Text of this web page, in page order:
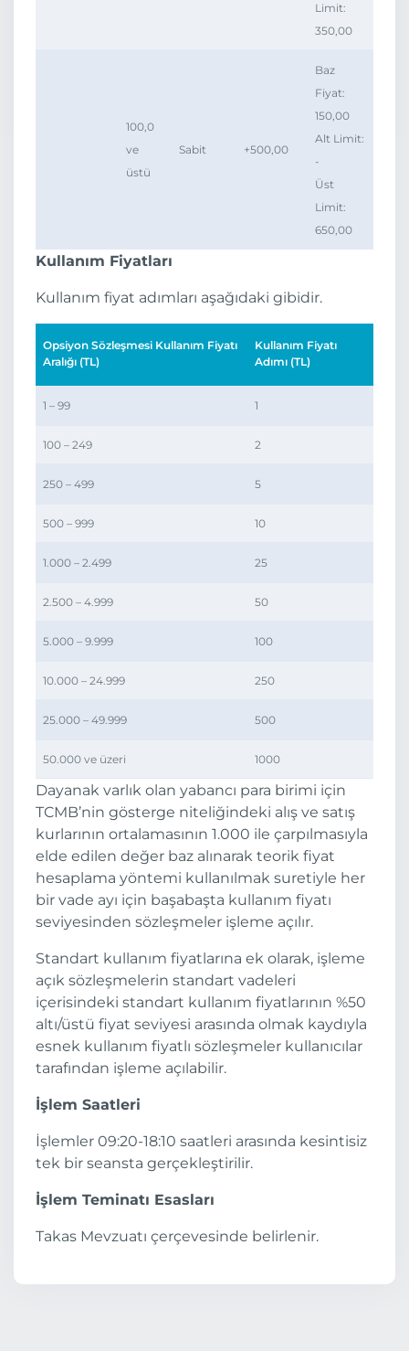
Limit:
350,00
100,0
ve
üstü
Sabit +500,00
Baz
Fiyat:
150,00
Alt Limit:
-
Üst
Limit:
650,00
Kullanım Fiyatları
Kullanım fiyat adımları aşağıdaki gibidir.
Opsiyon Sözleşmesi Kullanım Fiyatı
Aralığı (TL)
Kullanım Fiyatı
Adımı (TL)
1 – 99 1
100 – 249 2
250 – 499 5
500 – 999 10
1.000 – 2.499 25
2.500 – 4.999 50
5.000 – 9.999 100
10.000 – 24.999 250
25.000 – 49.999 500
50.000 ve üzeri 1000
Dayanak varlık olan yabancı para birimi için
TCMB’nin gösterge niteliğindeki alış ve satış
kurlarının ortalamasının 1.000 ile çarpılmasıyla
elde edilen değer baz alınarak teorik fiyat
hesaplama yöntemi kullanılmak suretiyle her
bir vade ayı için başabaşta kullanım fiyatı
seviyesinden sözleşmeler işleme açılır.
Standart kullanım fiyatlarına ek olarak, işleme
açık sözleşmelerin standart vadeleri
içerisindeki standart kullanım fiyatlarının %50
altı/üstü fiyat seviyesi arasında olmak kaydıyla
esnek kullanım fiyatlı sözleşmeler kullanıcılar
tarafından işleme açılabilir.
İşlem Saatleri
İşlemler 09:20-18:10 saatleri arasında kesintisiz
tek bir seansta gerçekleştirilir.
İşlem Teminatı Esasları
Takas Mevzuatı çerçevesinde belirlenir.